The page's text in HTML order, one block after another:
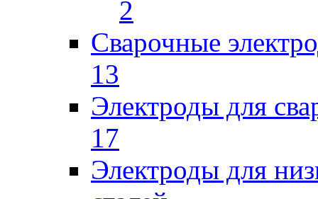
2
Сварочные
13
Электроды для
17
Электроды для